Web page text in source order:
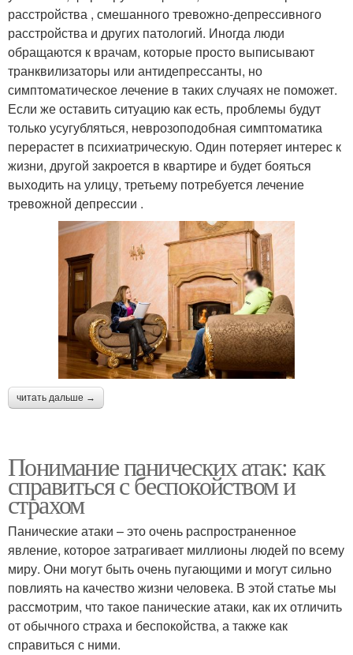
расстройства , смешанного тревожно-депрессивного
расстройства и других патологий. Иногда люди
обращаются к врачам, которые просто выписывают
транквилизаторы или антидепрессанты, но
симптоматическое лечение в таких случаях не поможет.
Если же оставить ситуацию как есть, проблемы будут
только усугубляться, неврозоподобная симптоматика
перерастет в психиатрическую. Один потеряет интерес к
жизни, другой закроется в квартире и будет бояться
выходить на улицу, третьему потребуется лечение
тревожной депрессии .
читать дальше →
Понимание панических атак: как
справиться с беспокойством и
страхом
Панические атаки – это очень распространенное
явление, которое затрагивает миллионы людей по всему
миру. Они могут быть очень пугающими и могут сильно
повлиять на качество жизни человека. В этой статье мы
рассмотрим, что такое панические атаки, как их отличить
от обычного страха и беспокойства, а также как
справиться с ними.